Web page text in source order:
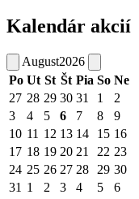
Kalendár akcií
August2026
Po Ut St Št Pia So Ne
27 28 29 30 31 1
2
3
4 5 6 7 8
9
10 11 12 13 14 15 16
17 18 19 20 21 22 23
24 25 26 27 28 29 30
31 1 2 3 4 5 6